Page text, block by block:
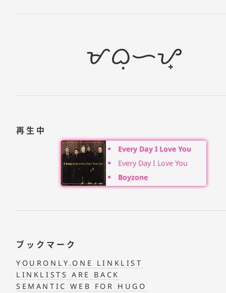
ᜋᜊᜓᜑᜌ᜔
再生中
Every Day I Love You
Every Day I Love You
Boyzone
ブックマーク
YOURONLY.ONE LINKLIST
LINKLISTS ARE BACK
SEMANTIC WEB FOR HUGO